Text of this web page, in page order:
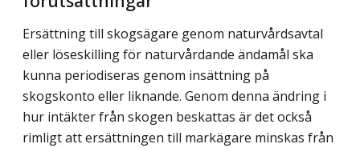
Ersättning till skogsägare genom naturvårdsavtal
eller löseskilling för naturvårdande ändamål ska
kunna periodiseras genom insättning på
skogskonto eller liknande. Genom denna ändring i
hur intäkter från skogen beskattas är det också
rimligt att ersättningen till markägare minskas från